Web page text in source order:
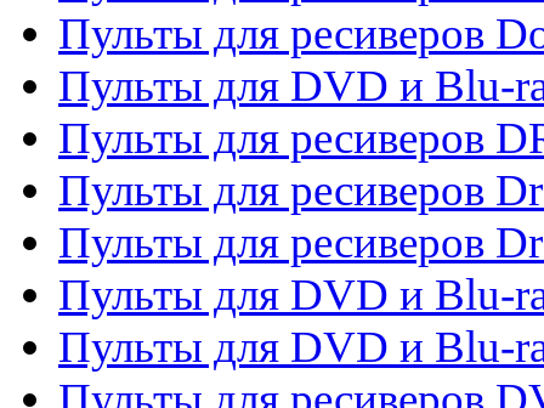
Пульты для ресиверов
Пульты для DVD и Blu-
Пульты для ресиверов
Пульты для ресиверов
Пульты для ресиверов
Пульты для DVD и Blu-
Пульты для DVD и Blu-